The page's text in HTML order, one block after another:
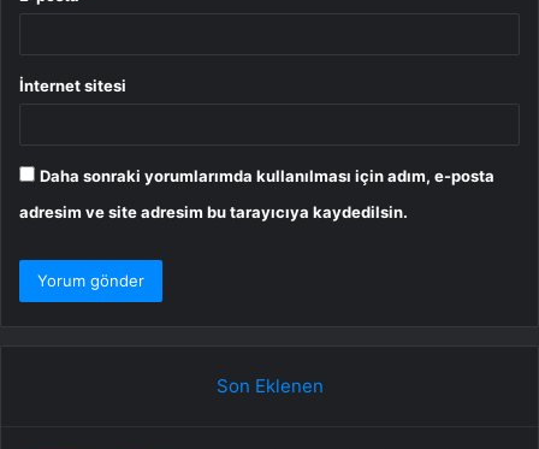
İnternet sitesi
Daha sonraki yorumlarımda kullanılması için adım, e-posta
adresim ve site adresim bu tarayıcıya kaydedilsin.
Son Eklenen